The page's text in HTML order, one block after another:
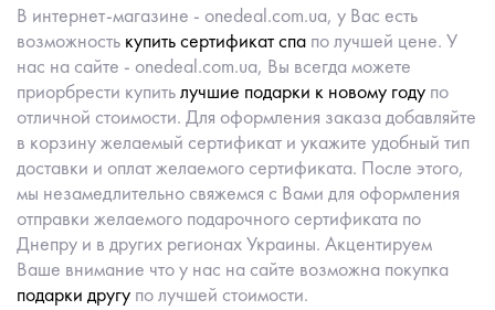
В интернет-магазине - onedeal.com.ua, у Вас есть
возможность купить сертификат спа по лучшей цене. У
нас на сайте - onedeal.com.ua, Вы всегда можете
приорбрести купитьлучшие подарки к новому году по
отличной стоимости. Для оформления заказа добавляйте
в корзину желаемый сертификат и укажите удобный тип
доставки и оплат желаемого сертификата. После этого,
мы незамедлительно свяжемся с Вами для оформления
отправки желаемого подарочного сертификата по
Днепру и в других регионах Украины. Акцентируем
Ваше внимание что у нас на сайте возможна покупка
подарки другу по лучшей стоимости.